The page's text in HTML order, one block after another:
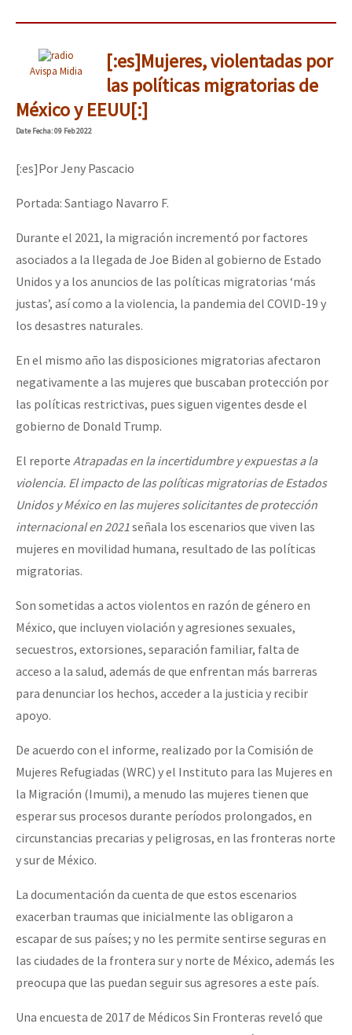
Avispa Midia
[:es]Mujeres, violentadas por
las políticas migratorias de
México y EEUU[:]
DateFecha: 09 Feb 2022
[:es]Por Jeny Pascacio
Portada: Santiago Navarro F.
Durante el 2021, la migración incrementó por factores
asociados a la llegada de Joe Biden al gobierno de Estado
Unidos y a los anuncios de las políticas migratorias ‘más
justas’, así como a la violencia, la pandemia del COVID-19 y
los desastres naturales.
En el mismo año las disposiciones migratorias afectaron
negativamente a las mujeres que buscaban protección por
las políticas restrictivas, pues siguen vigentes desde el
gobierno de Donald Trump.
El reporte Atrapadas en la incertidumbre y expuestas a la
violencia. El impacto de las políticas migratorias de Estados
Unidos y México en las mujeres solicitantes de protección
internacional en 2021señala los escenarios que viven las
mujeres en movilidad humana, resultado de las políticas
migratorias.
Son sometidas a actos violentos en razón de género en
México, que incluyen violación y agresiones sexuales,
secuestros, extorsiones, separación familiar, falta de
acceso a la salud, además de que enfrentan más barreras
para denunciar los hechos, acceder a la justicia y recibir
apoyo.
De acuerdo con el informe, realizado por la Comisión de
Mujeres Refugiadas (WRC) y el Instituto para las Mujeres en
la Migración (Imumi), a menudo las mujeres tienen que
esperar sus procesos durante períodos prolongados, en
circunstancias precarias y peligrosas, en las fronteras norte
y sur de México.
La documentación da cuenta de que estos escenarios
exacerban traumas que inicialmente las obligaron a
escapar de sus países; y no les permite sentirse seguras en
las ciudades de la frontera sur y norte de México, además les
preocupa que las puedan seguir sus agresores a este país.
Una encuesta de 2017 de Médicos Sin Fronteras reveló que